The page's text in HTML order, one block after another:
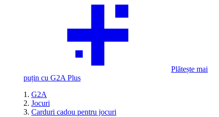
Plătește mai
puțin cu G2A Plus
G2A
Jocuri
Carduri cadou pentru jocuri